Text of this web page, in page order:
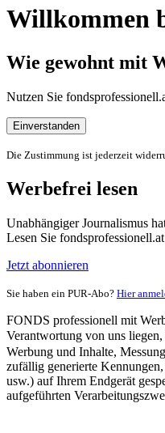
Willkommen
Wie gewohnt mit
Nutzen Sie
Einverstanden
Die Zustimmung ist jederzeit
Werbefrei lesen
Unabhängiger Journalismus
Lesen Sie
Jetzt abonnieren
Sie haben ein PUR-Abo? Hier
FONDS professionell mit
Verantwortung von uns
Werbung und Inhalte,
zufällig generierte
usw.) auf Ihrem Endgerät
aufgeführten